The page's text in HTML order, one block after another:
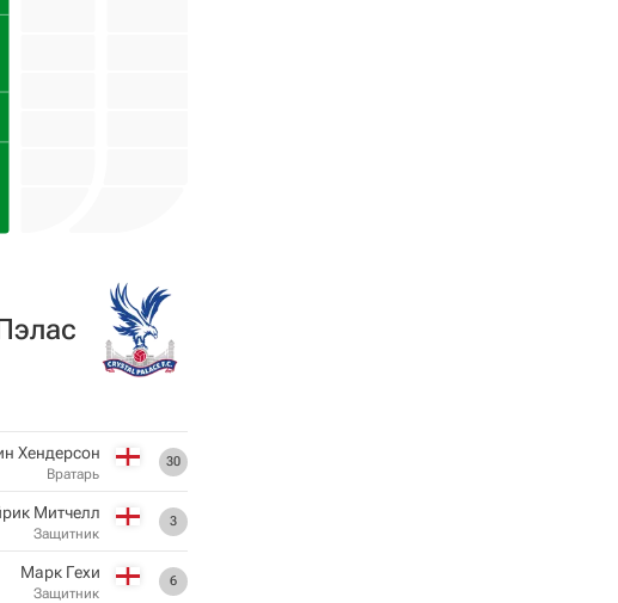
30
Хендерсон
Вратарь
3
Митчелл
Защитник
6
Марк Гехи
Защитник